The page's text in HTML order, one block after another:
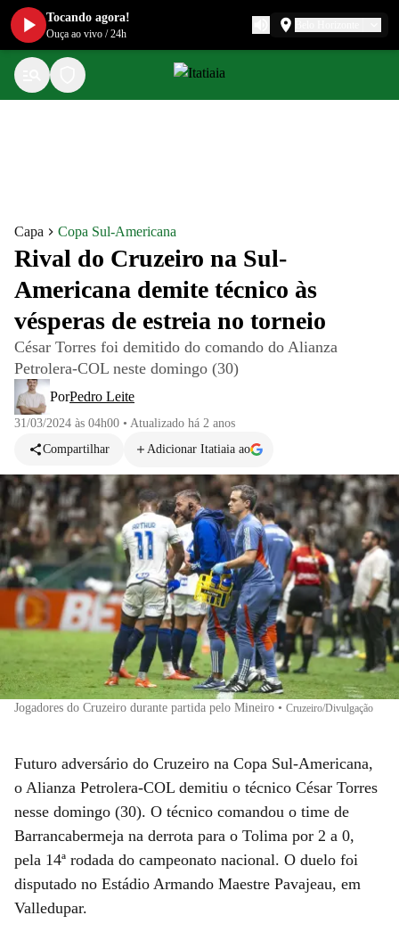
Capa Copa Sul-Americana
Rival do Cruzeiro na Sul-
Americana demite técnico às
vésperas de estreia no torneio
César Torres foi demitido do comando do Alianza
Petrolera-COL neste domingo (30)
PorPedro Leite
31/03/2024 às 04h00 • Atualizado há 2 anos
Compartilhar
Adicionar Itatiaia ao
Jogadores do Cruzeiro durante partida pelo Mineiro • Cruzeiro/Divulgação
Futuro adversário do Cruzeiro na Copa Sul-Americana,
o Alianza Petrolera-COL demitiu o técnico César Torres
nesse domingo (30). O técnico comandou o time de
Barrancabermeja na derrota para o Tolima por 2 a 0,
pela 14ª rodada do campeonato nacional. O duelo foi
disputado no Estádio Armando Maestre Pavajeau, em
Valledupar.
Tocando agora!
Ouça ao vivo /24h